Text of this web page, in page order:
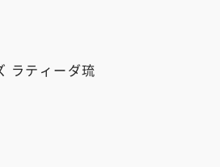
ラティーダ琉